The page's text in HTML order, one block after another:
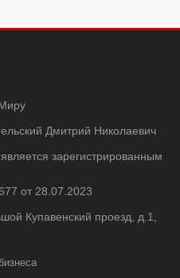
Дмитрий Николаевич
зарегистрированным
от 28.07.2023
Купавенский проезд, д.1,